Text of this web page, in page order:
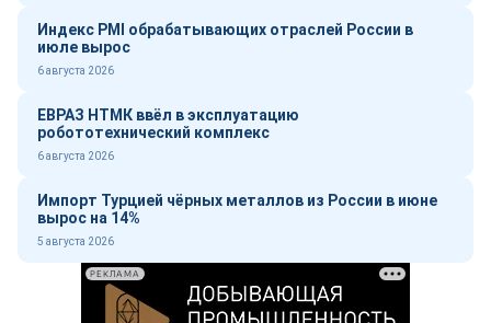
Индекс PMI обрабатывающих отраслей России в
июле вырос
6 августа 2026
ЕВРАЗ НТМК ввёл в эксплуатацию
робототехнический комплекс
6 августа 2026
Импорт Турцией чёрных металлов из России в июне
вырос на 14%
5 августа 2026
РЕКЛАМА